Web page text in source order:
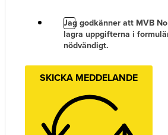
Jag godkänner att MVB
lagra uppgifterna i
nödvändigt.
SKICKA MEDDELANDE